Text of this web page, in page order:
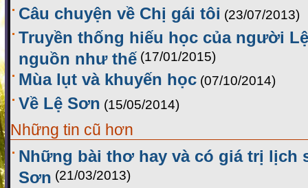
Câu chuyện về Chị gái tôi (23/07/2013)
Truyền thống hiếu học của người
nguồn như thế (17/01/2015)
Mùa lụt và khuyến học (07/10/2014)
Về Lệ Sơn (15/05/2014)
Những tin cũ hơn
Những bài thơ hay và có giá trị lịch
Sơn (21/03/2013)